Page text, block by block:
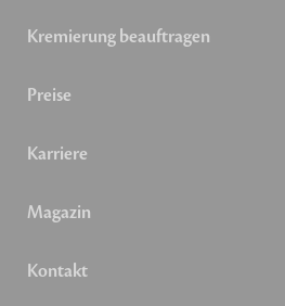
Kremierung beauftragen
Preise
Karriere
Magazin
Kontakt